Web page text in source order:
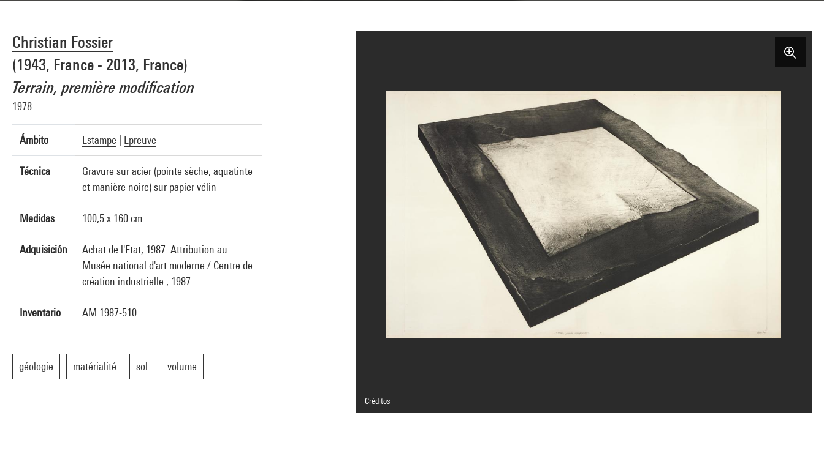
Christian Fossier
(1943, France - 2013, France)
Terrain, première modification
1978
Ámbito Estampe Epreuve
Técnica
Gravure sur acier (pointe sèche, aquatinte
et manière noire) sur papier vélin
Medidas 100,5 x 160 cm
Adquisición
Achat de l'Etat, 1987. Attribution au
Musée national d'art moderne / Centre de
création industrielle , 1987
Inventario AM 1987-510
géologie matérialité sol volume
Créditos
© Adagp, Paris
Referencia de la imagen : 4N74985